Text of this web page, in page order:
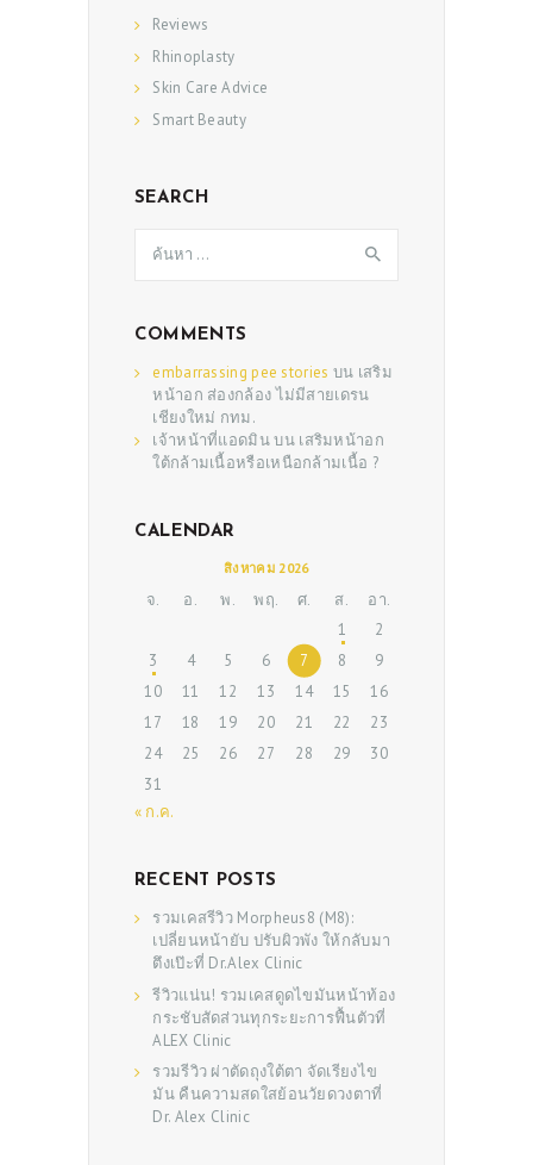
PRE & POST CAUTIONS
CONSULT & RESERVATION
Reviews
Rhinoplasty
Skin Care Advice
Smart Beauty
SEARCH
สำหรับ:
COMMENTS
embarrassing pee stories บน เสริม
หน้าอก ส่องกล้อง ไม่มีสายเดรน
เชียงใหม่ กทม.
เจ้าหน้าที่แอดมินบน เสริมหน้าอก
ใต้กล้ามเนื้อหรือเหนือกล้ามเนื้อ ?
CALENDAR
สิงหาคม 2026
จ. อ. พ. พฤ. ศ. ส. อา.
1
2
3
4 5 6 7 8
9
10
11 12 13 14 15
16
17
18 19 20 21 22
23
24
25 26 27 28 29
30
31
« ก.ค.
RECENT POSTS
รวมเคสรีวิว Morpheus8 (M8):
เปลี่ยนหน้ายับ ปรับผิวพัง ให้กลับมา
ตึงเป๊ะที่ Dr.Alex Clinic
รีวิวแน่น! รวมเคสดูดไขมันหน้าท้อง
กระชับสัดส่วนทุกระยะการฟื้นตัวที่
ALEX Clinic
รวมรีวิว ผ่าตัดถุงใต้ตา จัดเรียงไข
มัน คืนความสดใสย้อนวัยดวงตาที่
Dr. Alex Clinic